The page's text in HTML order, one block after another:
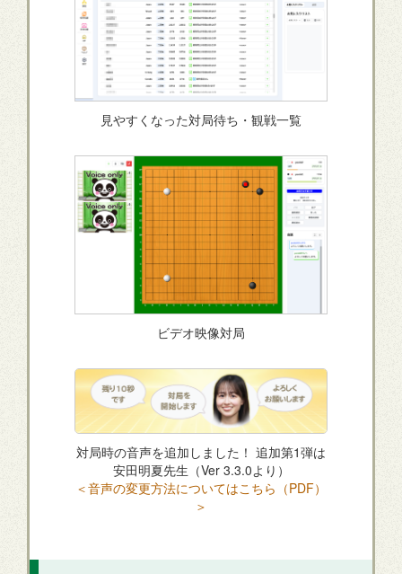
見やすくなった対局待ち・観戦一覧
ビデオ映像対局
対局時の音声を追加しました！ 追加第1弾は
安田明夏先生（Ver 3.3.0より）
＜音声の変更方法についてはこちら（PDF）
＞